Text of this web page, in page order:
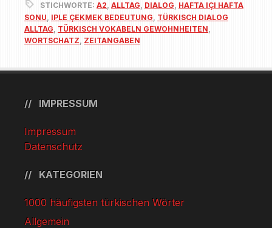
STICHWORTE: A2, ALLTAG, DIALOG, HAFTA IÇI HAFTA
SONU, IPLE ÇEKMEK BEDEUTUNG, TÜRKISCH DIALOG
ALLTAG, TÜRKISCH VOKABELN GEWOHNHEITEN,
WORTSCHATZ, ZEITANGABEN
IMPRESSUM
Impressum
Datenschutz
KATEGORIEN
1000 häufigsten türkischen Wörter
Allgemein